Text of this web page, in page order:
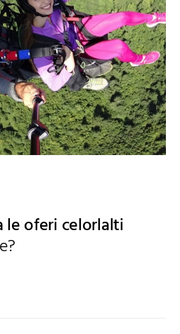
le oferi celorlalti